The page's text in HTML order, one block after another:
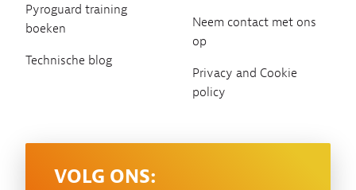
Pyroguard training
boeken
Technische blog
Neem contact met ons
op
Privacy and Cookie
policy
VOLG ONS: